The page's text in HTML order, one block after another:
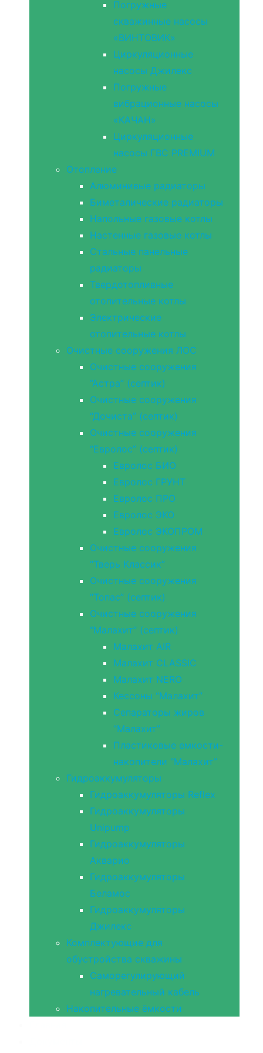
Погружные
скважинные насосы
«ВИНТОВИК»
Циркуляционные
насосы Джилекс
Погружные
вибрационные насосы
«КАЧАН»
Циркуляционные
насосы ГВС PREMIUM
Отопление
Алюминивые радиаторы
Биметалические радиаторы
Напольные газовые котлы
Настенные газовые котлы
Стальные панельные
радиаторы
Твердотопливные
отопительные котлы
Электрические
отопительные котлы
Очистные сооружения ЛОС
Очистные сооружения
“Астра” (септик)
Очистные сооружения
“Дочиста” (септик)
Очистные сооружения
“Евролос” (септик)
Евролос БИО
Евролос ГРУНТ
Евролос ПРО
Евролос ЭКО
Евролос ЭКОПРОМ
Очистные сооружения
“Тверь Классик”
Очистные сооружения
“Топас” (септик)
Очистные сооружения
“Малахит” (септик)
Малахит AIR
Малахит CLASSIC
Малахит NERO
Кессоны “Малахит”
Сепараторы жиров
“Малахит”
Пластиковые емкости-
накопители “Малахит”
Гидроаккумуляторы
Гидроаккумуляторы Reflex
Гидроаккумуляторы
Unipump
Гидроаккумуляторы
Акварио
Гидроаккумуляторы
Беламос
Гидроаккумуляторы
Джилекс
Комплектующие для
обустройства скважины
Саморегулирующий
нагревательный кабель
Накопительные ёмкости